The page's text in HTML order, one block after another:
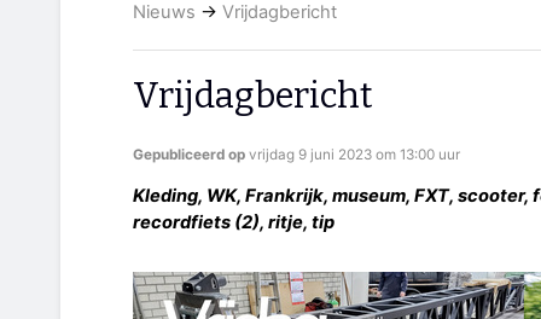
Nieuws → Vrijdagbericht
Vrijdagbericht
Gepubliceerd op vrijdag 9 juni 2023 om 13:00 uur
Kleding, WK, Frankrijk, museum, FXT,
recordfiets (2), ritje, tip